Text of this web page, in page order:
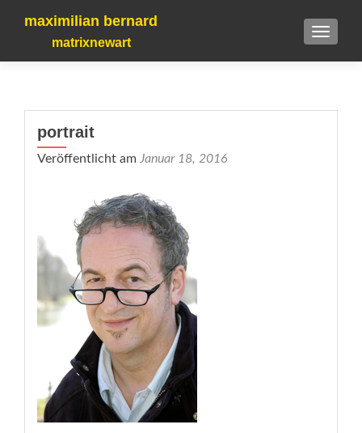
maximilian bernard
matrixnewart
portrait
Veröffentlicht am Januar 18, 2016